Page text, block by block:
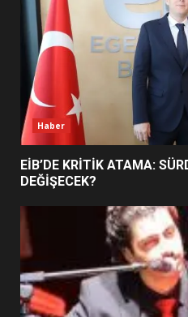
6
YENİ
Haber
EİB’DE KRİTİK ATAMA:
DEĞİŞECEK?